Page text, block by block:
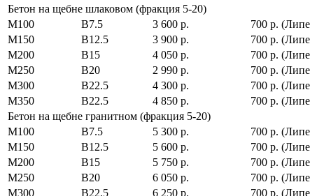
Бетон на щебне шлаковом (фракция 5-20)
М100
В7.5 3 600 р.
700 р.
М150
В12.5 3 900 р.
700 р.
М200
В15 4 050 р.
700 р.
М250
В20 2 990 р.
700 р.
М300
В22.5 4 300 р.
700 р.
М350
В22.5 4 850 р.
700 р.
Бетон на щебне гранитном (фракция 5-20)
М100
В7.5 5 300 р.
700 р.
М150
В12.5 5 600 р.
700 р.
М200
В15 5 750 р.
700 р.
М250
В20 6 050 р.
700 р.
М300
В22.5 6 250 р.
700 р.